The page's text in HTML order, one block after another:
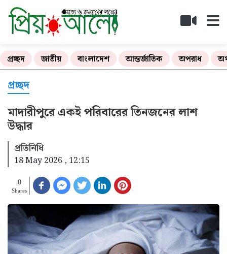
প্রচ্ছদ জাতীয় বাংলাদেশ আন্তর্জাতিক অপরাধ
প্রচ্ছদ
মাদারীপুরে একই পরিবারের তিনজনের লাশ
উদ্ধার
প্রতিনিধি
18 May 2026 , 12:15
0
Shares